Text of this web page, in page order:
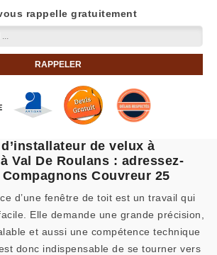
rappelle gratuitement
de velux à
Val De Roulans : adressez-
Couvreur 25
d’une fenêtre de toit est un travail qui
Elle demande une grande précision,
et aussi une compétence technique
donc indispensable de se tourner vers